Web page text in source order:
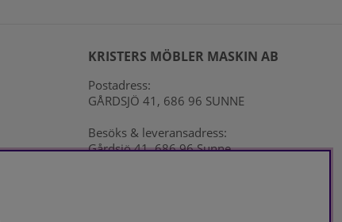
KRISTERS MÖBLER MASKIN AB
Postadress:
GÅRDSJÖ 41, 686 96 SUNNE
Besöks & leveransadress:
Gårdsjö 41, 686 96 Sunne